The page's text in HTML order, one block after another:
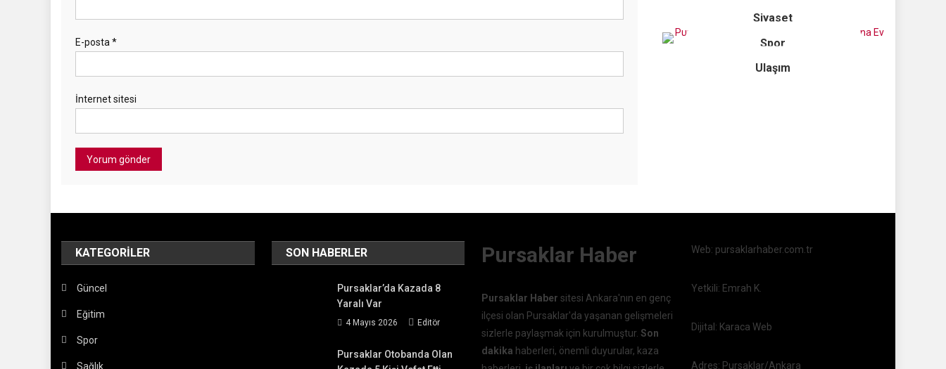
E-posta *
İnternet sitesi
Siyaset
Spor
Ulaşım
KATEGORILER
Güncel
Eğitim
Spor
Sağlık
SON HABERLER
Pursaklar’da Kazada 8
Yaralı Var
4 Mayıs 2026 Editör
Pursaklar Otobanda Olan
Pursaklar Haber
Pursaklar Haber sitesi Ankara'nın en genç
ilçesi olan Pursaklar'da yaşanan gelişmeleri
sizlerle paylaşmak için kurulmuştur. Son
dakika haberleri, önemli duyurular, kaza
Web: pursaklarhaber.com.tr
Yetkili: Emrah K.
Dijital: Karaca Web
Adres: Pursaklar/Ankara